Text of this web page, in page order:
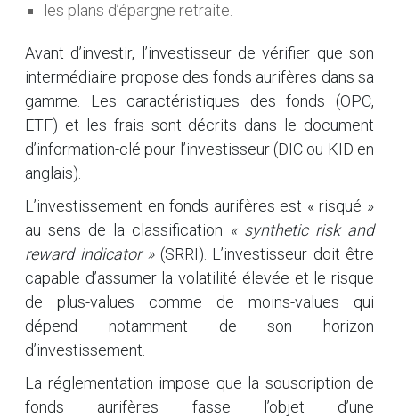
les plans d’épargne retraite.
Avant d’investir, l’investisseur de vérifier que son
intermédiaire propose des fonds aurifères dans sa
gamme. Les caractéristiques des fonds (OPC,
ETF) et les frais sont décrits dans le document
d’information-clé pour l’investisseur (DIC ou KID en
anglais).
L’investissement en fonds aurifères est « risqué »
au sens de la classification « synthetic risk and
reward indicator »(SRRI). L’investisseur doit être
capable d’assumer la volatilité élevée et le risque
de plus-values comme de moins-values qui
dépend notamment de son horizon
d’investissement.
La réglementation impose que la souscription de
fonds aurifères fasse l’objet d’une